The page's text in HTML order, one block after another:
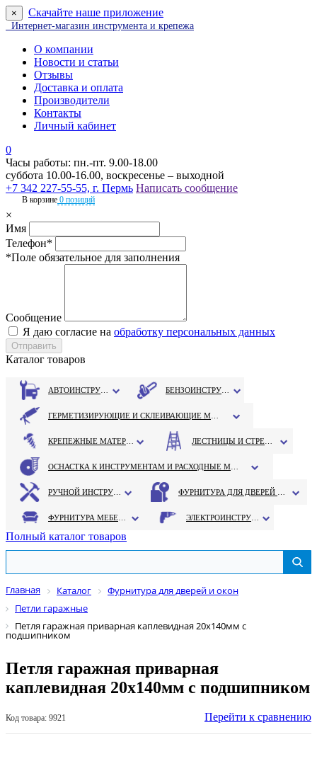
× Скачайте наше приложение
Интернет-магазин инструмента и крепежа
О компании
Новости и статьи
Отзывы
Доставка и оплата
Производители
Контакты
Личный кабинет
0
Часы работы: пн.-пт. 9.00-18.00
суббота 10.00-16.00, воскресенье – выходной
+7 342 227-55-55, г. Пермь Написать сообщение
В корзине 0 позиций
×
Имя
Телефон*
*Поле обязательное для заполнения
Сообщение
Я даю согласие на обработку персональных данных
Каталог товаров
Полный каталог товаров
Главная Каталог
Фурнитура для дверей и окон
Петли гаражные
Петля гаражная приварная каплевидная 20х140мм с
подшипником
Петля гаражная приварная
каплевидная 20х140мм с подшипником
Код товара: 9921 Перейти к сравнению